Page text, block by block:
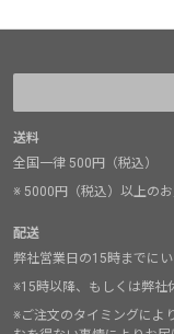
送料
全国一律 500円（税込）
※ 5000円（税込）以上の
配送
弊社営業日の15時までに
※15時以降、もしくは弊社
※ご注文のタイミングによ